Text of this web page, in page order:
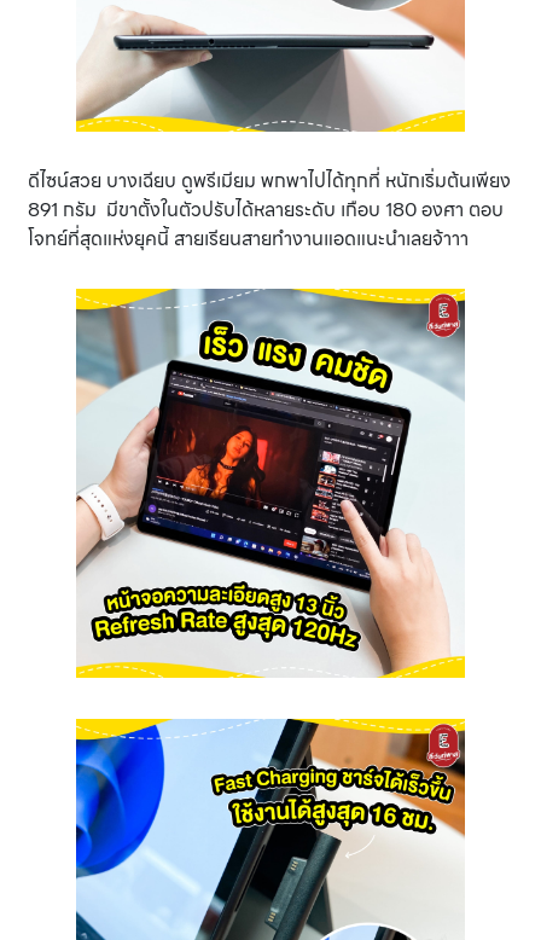
ดีไซน์สวย บางเฉียบ ดูพรีเมียม พกพาไปได้ทุกที่ หนักเริ่มต้นเพียง
891 กรัม มีขาตั้งในตัวปรับได้หลายระดับ เกือบ 180 องศา ตอบ
โจทย์ที่สุดแห่งยุคนี้ สายเรียนสายทำงานแอดแนะนำเลยจ้าาา